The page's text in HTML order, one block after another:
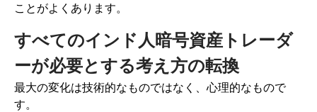
ことがよくあります。
すべてのインド人暗号資産トレーダ
ーが必要とする考え方の転換
最大の変化は技術的なものではなく、心理的なもので
す。